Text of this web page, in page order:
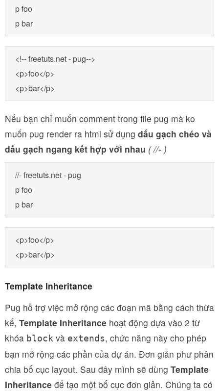
p foo
p bar
<!-- freetuts.net - pug-->
<p>foo</p>
<p>bar</p>
Nếu bạn chỉ muốn comment trong file pug mà ko
muốn pug render ra html sử dụng dấu gạch chéo và
dấu gạch ngang kết hợp với nhau ( //- )
//- freetuts.net - pug
p foo
p bar
<p>foo</p>
<p>bar</p>
Template Inheritance
Pug hỗ trợ việc mở rộng các đoạn mã bằng cách thừa
kế, Template Inheritance hoạt động dựa vào 2 từ
khóa block và extends, chức năng này cho phép
bạn mở rộng các phần của dự án. Đơn giản phư phân
chia bố cục layout. Sau đây mình sẽ dùng Template
Inheritance để tạo một bố cục đơn giản. Chúng ta có